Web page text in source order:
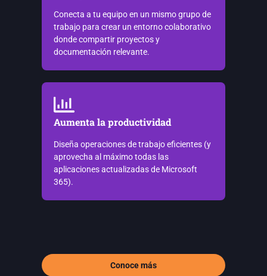
Conecta a tu equipo en un mismo grupo de
trabajo para crear un entorno colaborativo
donde compartir proyectos y
documentación relevante.
Aumenta la productividad​
Diseña operaciones de trabajo eficientes (y
aprovecha al máximo todas las
aplicaciones actualizadas de Microsoft
365).
Conoce más